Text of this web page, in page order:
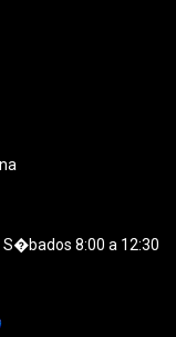
S�bados 8:00 a 12:30